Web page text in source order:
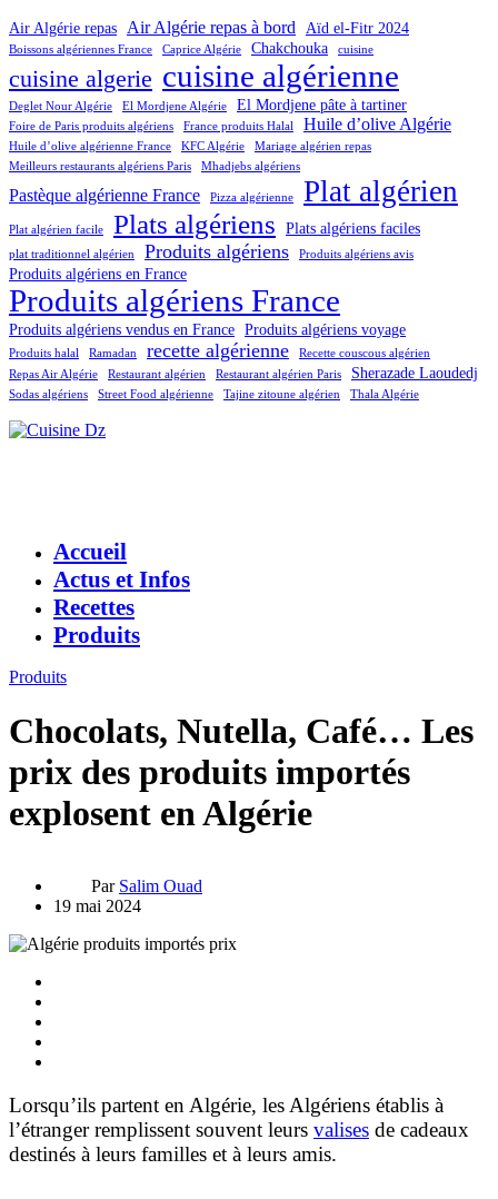
Air Algérie repas Air Algérie repas à bord Aïd el-Fitr 2024
Boissons algériennes France Caprice Algérie Chakchouka cuisine
cuisine algerie cuisine algérienne
Deglet Nour Algérie El Mordjene Algérie El Mordjene pâte à tartiner
Foire de Paris produits algériens France produits Halal Huile d’olive Algérie
Huile d’olive algérienne France KFC Algérie
Mariage algérien repas
Meilleurs restaurants algériens Paris
Mhadjebs algériens
Pastèque algérienne France Pizza algérienne Plat algérien
Plat algérien facile Plats algériens Plats algériens faciles
plat traditionnel algérien Produits algériens Produits algériens avis
Produits algériens en France
Produits algériens France
Produits algériens vendus en France Produits algériens voyage
Produits halal Ramadan recette algérienne
Recette couscous algérien
Repas Air Algérie
Restaurant algérien Restaurant algérien Paris Sherazade Laoudedj
Sodas algériens Street Food algérienne Tajine zitoune algérien Thala Algérie
Accueil
Actus et Infos
Recettes
Produits
Produits
Chocolats, Nutella, Café… Les
prix des produits importés
explosent en Algérie
Par Salim Ouad
19 mai 2024
Lorsqu’ils partent en Algérie, les Algériens établis à
l’étranger remplissent souvent leurs valises de cadeaux
destinés à leurs familles et à leurs amis.